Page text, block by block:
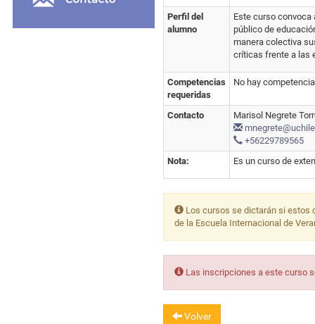
Perfil del
alumno
Este curso
público de
manera colectiva
críticas frente a las
Competencias
requeridas
No hay
Contacto
Marisol Negrete
+56229789565
Nota:
Es un curso de
Los cursos se dictarán si estos
de la Escuela Internacional de
Las inscripciones a este curso
Volver